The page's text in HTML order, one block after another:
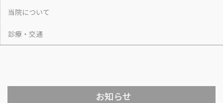
当院について
診療・交通
お知らせ